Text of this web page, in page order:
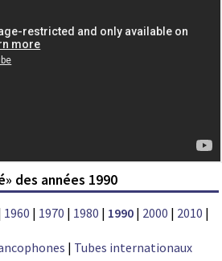
des années 1990
1960 | 1970 | 1980 | 1990 | 2000 | 2010 |
| Tubes internationaux